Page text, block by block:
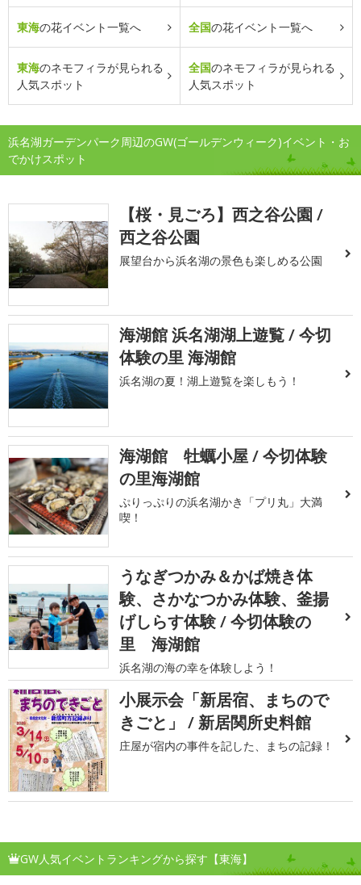
東海の花イベント一覧へ 全国の花イベント一覧へ
東海のネモフィラが見られる
人気スポット
全国のネモフィラが見られる
人気スポット
浜名湖ガーデンパーク周辺のGW(ゴールデンウィーク)イベント・お
でかけスポット
【桜・見ごろ】西之谷公園 /
西之谷公園
展望台から浜名湖の景色も楽しめる公園
海湖館 浜名湖湖上遊覧 / 今切
体験の里 海湖館
浜名湖の夏！湖上遊覧を楽しもう！
海湖館 牡蠣小屋 / 今切体験
の里海湖館
ぷりっぷりの浜名湖かき「プリ丸」大満
喫！
うなぎつかみ＆かば焼き体
験、さかなつかみ体験、釜揚
げしらす体験 / 今切体験の
里 海湖館
浜名湖の海の幸を体験しよう！
小展示会「新居宿、まちので
きごと」 / 新居関所史料館
庄屋が宿内の事件を記した、まちの記録！
GW人気イベントランキングから探す【東海】